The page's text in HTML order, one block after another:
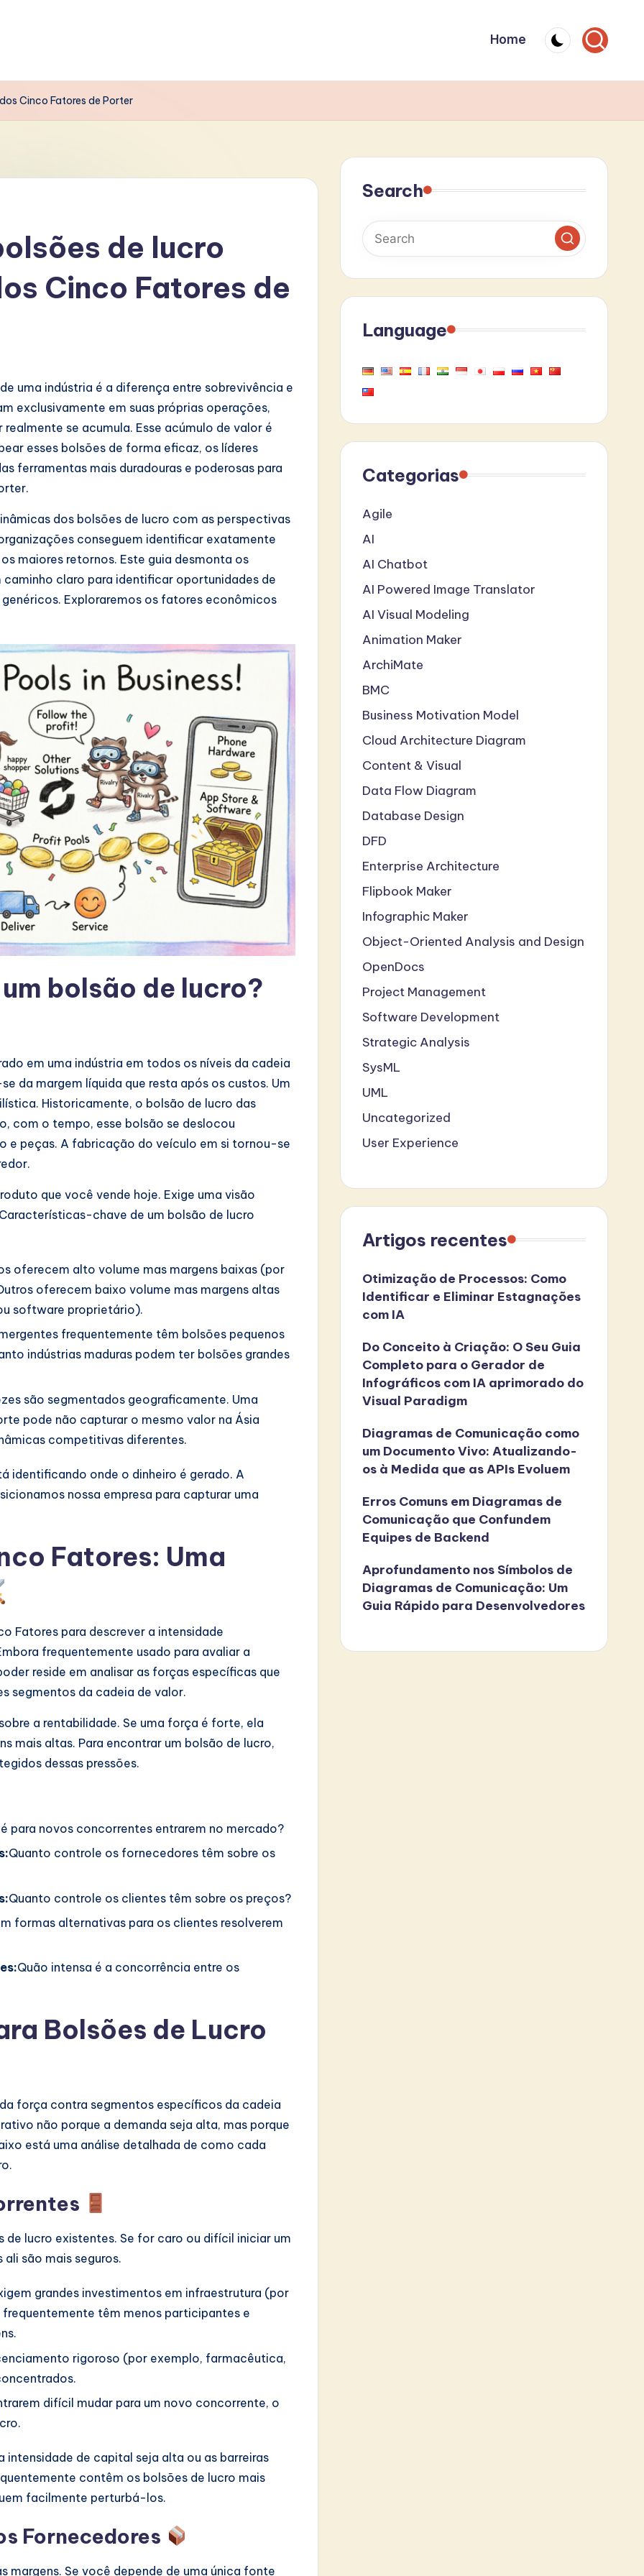
Home
Cinco Fatores de Porter
de lucro
Cinco Fatores de
uma indústria é a diferença entre sobrevivência e
exclusivamente em suas próprias operações,
se acumula. Esse acúmulo de valor é
esses bolsões de forma eficaz, os líderes
ferramentas mais duradouras e poderosas para
dos bolsões de lucro com as perspectivas
conseguem identificar exatamente
maiores retornos. Este guia desmonta os
claro para identificar oportunidades de
Exploraremos os fatores econômicos
bolsão de lucro?
em uma indústria em todos os níveis da cadeia
da margem líquida que resta após os custos. Um
Historicamente, o bolsão de lucro das
com o tempo, esse bolsão se deslocou
e peças. A fabricação do veículo em si tornou-se
que você vende hoje. Exige uma visão
chave de um bolsão de lucro
oferecem alto volume mas margens baixas (por
oferecem baixo volume mas margens altas
software proprietário).
frequentemente têm bolsões pequenos
indústrias maduras podem ter bolsões grandes
são segmentados geograficamente. Uma
pode não capturar o mesmo valor na Ásia
competitivas diferentes.
identificando onde o dinheiro é gerado. A
nossa empresa para capturar uma
Fatores: Uma
Fatores para descrever a intensidade
frequentemente usado para avaliar a
reside em analisar as forças específicas que
segmentos da cadeia de valor.
a rentabilidade. Se uma força é forte, ela
mais altas. Para encontrar um bolsão de lucro,
dessas pressões.
para novos concorrentes entrarem no mercado?
Quanto controle os fornecedores têm sobre os
Quanto controle os clientes têm sobre os preços?
formas alternativas para os clientes resolverem
Quão intensa é a concorrência entre os
Bolsões de Lucro
força contra segmentos específicos da cadeia
não porque a demanda seja alta, mas porque
está uma análise detalhada de como cada
lucro existentes. Se for caro ou difícil iniciar um
são mais seguros.
grandes investimentos em infraestrutura (por
têm menos participantes e
rigoroso (por exemplo, farmacêutica,
difícil mudar para um novo concorrente, o
intensidade de capital seja alta ou as barreiras
contêm os bolsões de lucro mais
facilmente perturbá-los.
Fornecedores
margens. Se você depende de uma única fonte
Search
Language
Categorias
Agile
AI
AI Chatbot
AI Powered Image Translator
AI Visual Modeling
Animation Maker
ArchiMate
BMC
Business Motivation Model
Cloud Architecture Diagram
Content & Visual
Data Flow Diagram
Database Design
DFD
Enterprise Architecture
Flipbook Maker
Infographic Maker
Object-Oriented Analysis and Design
OpenDocs
Project Management
Software Development
Strategic Analysis
SysML
UML
Uncategorized
User Experience
Artigos recentes
Otimização de Processos: Como
Identificar e Eliminar Estagnações
com IA
Do Conceito à Criação: O Seu Guia
Completo para o Gerador de
Infográficos com IA aprimorado do
Visual Paradigm
Diagramas de Comunicação como
um Documento Vivo: Atualizando-
os à Medida que as APIs Evoluem
Erros Comuns em Diagramas de
Comunicação que Confundem
Equipes de Backend
Aprofundamento nos Símbolos de
Diagramas de Comunicação: Um
Guia Rápido para Desenvolvedores